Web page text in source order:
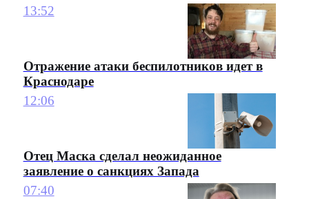
13:52
Отражение атаки беспилотников идет в
Краснодаре
12:06
Отец Маска сделал неожиданное
заявление о санкциях Запада
07:40